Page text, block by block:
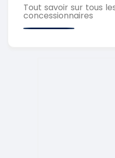
Tout savoir sur tous
concessionnaires